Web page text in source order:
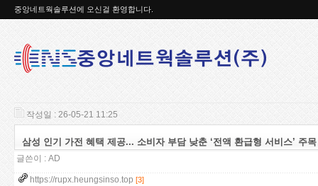
중앙네트웍솔루션에 오신걸 환영합니다.
작성일 : 26-05-21 11:25
삼성 인기 가전 혜택 제공... 소비자 부담 낮춘 ‘전액 환급형 서비스’ 주목
글쓴이 : AD
https://rupx.heungsinso.top [3]